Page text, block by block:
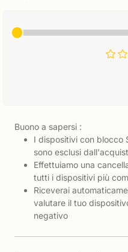
Buono a sapersi :
I dispositivi con blocco
sono esclusi
Effettuiamo una
tutti i dispositivi più
Riceverai
valutare il tuo
negativo